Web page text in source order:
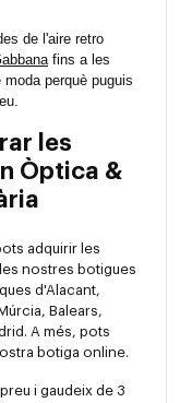
de l'aire retro
fins a les
perquè puguis
les
Òptica &
adquirir les
nostres botigues
d'Alacant,
Balears,
A més, pots
botiga online.
i gaudeix de 3